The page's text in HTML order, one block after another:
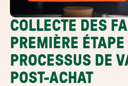
COLLECTE DES
PREMIÈRE ÉTAPE
PROCESSUS DE
POST-ACHAT